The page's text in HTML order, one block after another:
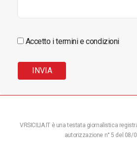
Accetto i termini e condizioni
VRSICILIA.IT è una testata giornalistica
autorizzazione n° 5 del 08/